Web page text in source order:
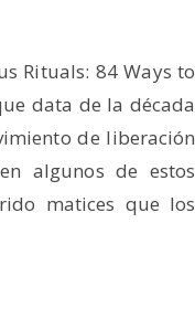
Rituals: 84 Ways to
data de la década
de liberación
algunos de estos
matices que los